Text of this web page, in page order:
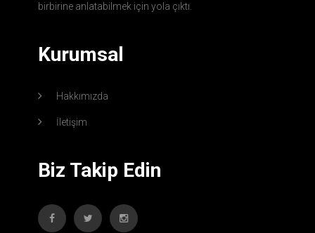
birbirine anlatabilmek için yola çıktı.
Kurumsal
Hakkımızda
İletişim
Biz Takip Edin